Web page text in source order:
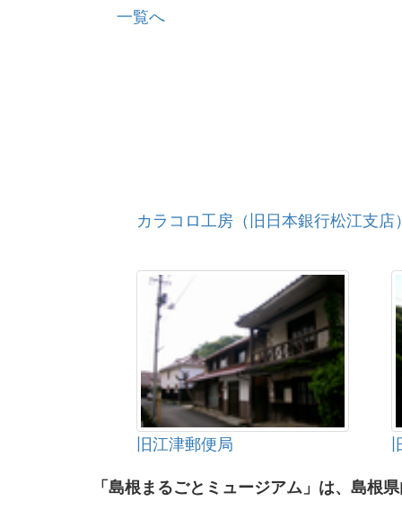
一覧へ
カラコロ工房（旧日本銀行松江支店
旧江津郵便局
「島根まるごとミュージアム」は、島根